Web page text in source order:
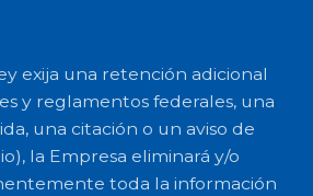
exija una retención adicional
y reglamentos federales, una
una citación o un aviso de
la Empresa eliminará y/o
toda la información